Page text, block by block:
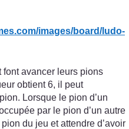
images/board/ludo-
font avancer leurs pions
obtient 6, il peut
Lorsque le pion d’un
par le pion d’un autre
du jeu et attendre d’avoir